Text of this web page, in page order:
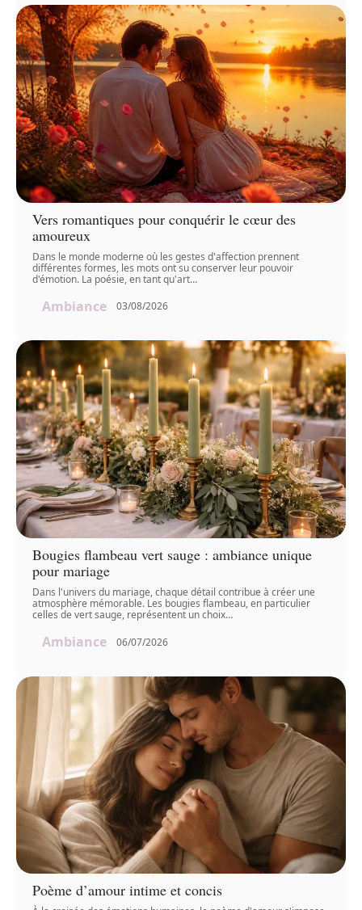
Vers romantiques pour conquérir le cœur des
amoureux
Dans le monde moderne où les gestes d'affection prennent
différentes formes, les mots ont su conserver leur pouvoir
d'émotion. La poésie, en tant qu'art…
Ambiance 03/08/2026
Bougies flambeau vert sauge : ambiance unique
pour mariage
Dans l'univers du mariage, chaque détail contribue à créer une
atmosphère mémorable. Les bougies flambeau, en particulier
celles de vert sauge, représentent un choix…
Ambiance 06/07/2026
Poème d’amour intime et concis